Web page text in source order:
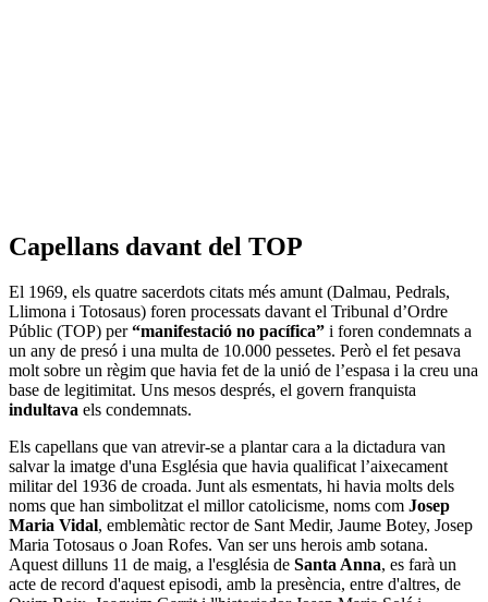
Capellans davant del TOP
El 1969, els quatre sacerdots citats més amunt (Dalmau, Pedrals,
Llimona i Totosaus) foren processats davant el Tribunal d’Ordre
Públic (TOP) per“manifestació no pacífica” i foren condemnats a
un any de presó i una multa de 10.000 pessetes. Però el fet pesava
molt sobre un règim que havia fet de la unió de l’espasa i la creu una
base de legitimitat. Uns mesos després, el govern franquista
indultava els condemnats.
Els capellans que van atrevir-se a plantar cara a la dictadura van
salvar la imatge d'una Església que havia qualificat l’aixecament
militar del 1936 de croada. Junt als esmentats, hi havia molts dels
noms que han simbolitzat el millor catolicisme, noms com Josep
Maria Vidal, emblemàtic rector de Sant Medir, Jaume Botey, Josep
Maria Totosaus o Joan Rofes. Van ser uns herois amb sotana.
Aquest dilluns 11 de maig, a l'església de Santa Anna, es farà un
acte de record d'aquest episodi, amb la presència, entre d'altres, de